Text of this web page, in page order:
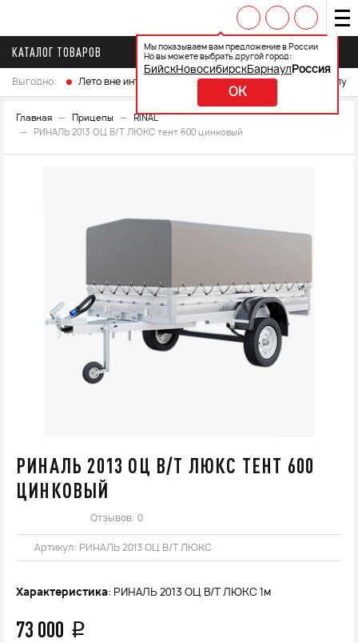
Мы показываем вам предложение в России
Но вы можете выбрать другой город:
БийскНовосибирскБарнаул Россия
OK
КАТАЛОГ ТОВАРОВ
Выгодно: Лето вне интренета Выберите свой мотоцикл и
Главная Прицепы
RINAL
РИНАЛЬ 2013 ОЦ В/Т ЛЮКС тент 600 цинковый
РИНАЛЬ 2013 ОЦ В/Т ЛЮКС ТЕНТ 600
ЦИНКОВЫЙ
Отзывов: 0
Артикул: РИНАЛЬ 2013 ОЦ В/Т ЛЮКС
Характеристика: РИНАЛЬ 2013 ОЦ В/Т ЛЮКС 1м
73 000 q